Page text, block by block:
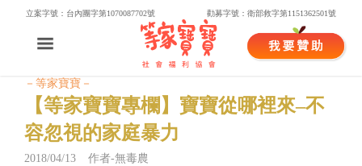
立案字號：台內團字第1070087702號 勸募字號：衛部救字第1151362501號
－等家寶寶－
【等家寶寶專欄】寶寶從哪裡來–不
容忽視的家庭暴力
2018/04/13 作者-無毒農